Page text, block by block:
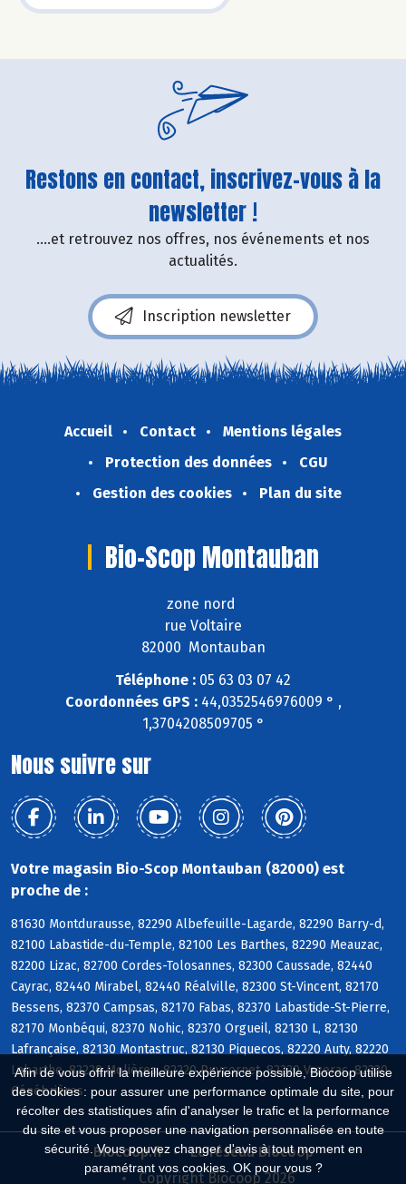
Afin de vous offrir la meilleure expérience possible, Biocoop utilise
des cookies : pour assurer une performance optimale du site, pour
récolter des statistiques afin d'analyser le trafic et la performance
du site et vous proposer une navigation personnalisée en toute
sécurité. Vous pouvez changer d'avis à tout moment en
paramétrant vos cookies. OK pour vous ?
Restons en contact, inscrivez-vous à la
newsletter !
....et retrouvez nos offres, nos événements et nos
actualités.
Inscription newsletter
Accueil Contact
Mentions légales
Protection des données
CGU
Gestion des cookies
Plan du site
Bio-Scop Montauban
zone nord
rue Voltaire
82000 Montauban
Téléphone : 05 63 03 07 42
Coordonnées GPS :44,0352546976009 ° ,
1,3704208509705 °
Nous suivre sur
Votre magasin Bio-Scop Montauban (82000) est
proche de :
81630 Montdurausse, 82290 Albefeuille-Lagarde, 82290 Barry-d,
82100 Labastide-du-Temple, 82100 Les Barthes, 82290 Meauzac,
82200 Lizac, 82700 Cordes-Tolosannes, 82300 Caussade, 82440
Cayrac, 82440 Mirabel, 82440 Réalville, 82300 St-Vincent, 82170
Bessens, 82370 Campsas, 82170 Fabas, 82370 Labastide-St-Pierre,
82170 Monbéqui, 82370 Nohic, 82370 Orgueil, 82130 L, 82130
Lafrançaise, 82130 Montastruc, 82130 Piquecos, 82220 Auty, 82220
Labarthe, 82220 Molières, 82220 Puycornet, 82220 Vazerac, 82230
Génébrières
Biocoop.fr
Le réseau Biocoop
Copyright Biocoop 2026